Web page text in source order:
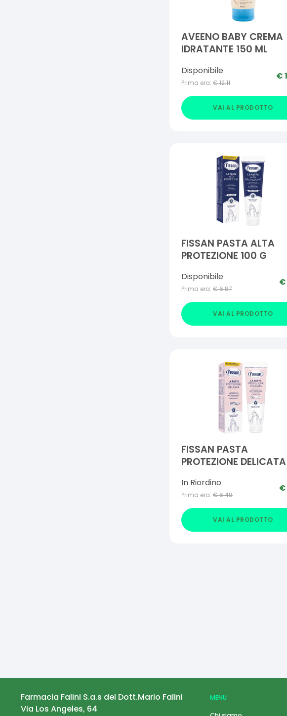
AVEENO BABY CREMA
IDRATANTE 150 ML
Disponibile
Prima era: €12.11
€
VAI AL PRODOTTO
FISSAN PASTA ALTA
PROTEZIONE 100 G
Disponibile
Prima era: €6.87
€
VAI AL PRODOTTO
FISSAN PASTA
PROTEZIONE DELICATA
In Riordino
Prima era: €6.48
€
VAI AL PRODOTTO
Farmacia Falini S.a.s del Dott.Mario Falini
Via Los Angeles, 64
MENU